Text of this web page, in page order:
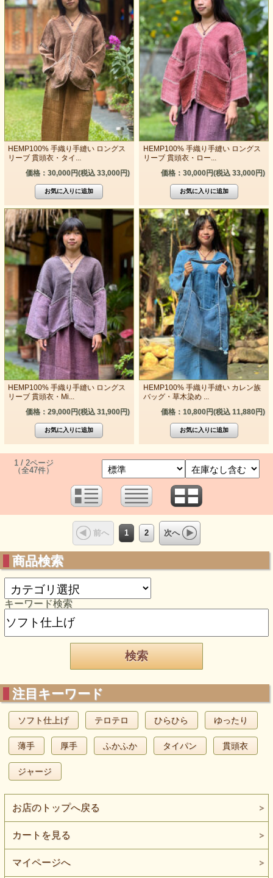
HEMP100% 手織り手縫い ロングス
リーブ 貫頭衣・タイ...
価格：30,000円(税込 33,000円)
HEMP100% 手織り手縫い ロングス
リーブ 貫頭衣・ロー...
価格：30,000円(税込 33,000円)
HEMP100% 手織り手縫い ロングス
リーブ 貫頭衣・Mi...
価格：29,000円(税込 31,900円)
HEMP100% 手織り手縫い カレン族
バッグ・草木染め ...
価格：10,800円(税込 11,880円)
1 / 2ページ
（全47件）
前へ 1 2 次へ
商品検索
キーワード検索
注目キーワード
ソフト仕上げ テロテロ ひらひら ゆったり
薄手 厚手 ふかふか タイパン 貫頭衣
ジャージ
お店のトップへ戻る
カートを見る
マイページへ